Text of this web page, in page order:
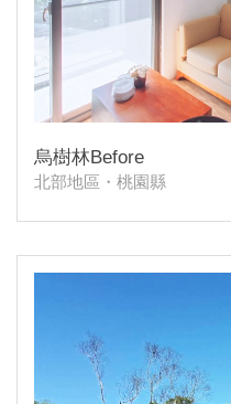
烏樹林Before
北部地區・桃園縣